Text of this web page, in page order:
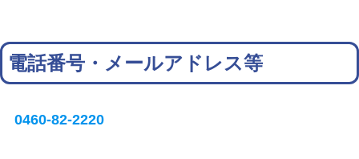
電話番号・メールアドレス等
0460-82-2220